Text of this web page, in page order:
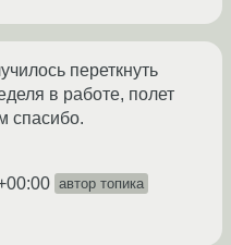
переткнуть
в работе, полет
спасибо.
автор топика